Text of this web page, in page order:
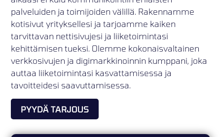
palveluiden ja toimijoiden välillä. Rakennamme
kotisivut yrityksellesi ja tarjoamme kaiken
tarvittavan nettisivujesi ja liiketoimintasi
kehittämisen tueksi. Olemme kokonaisvaltainen
verkkosivujen ja digimarkkinoinnin kumppani, joka
auttaa liiketoimintasi kasvattamisessa ja
tavoitteidesi saavuttamisessa.
PYYDÄ TARJOUS